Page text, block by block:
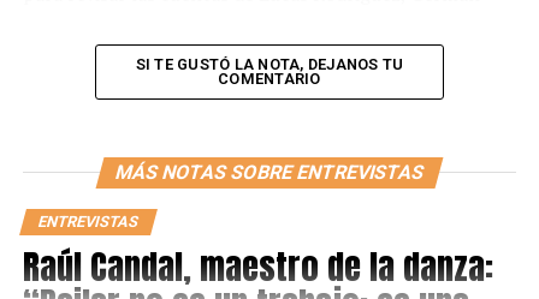
recolecta el contenido que les interesó para “tenerlo en
el radar” y cierra invitados con un mes de antelación lo
que significa hacer relaciones interpersonales, hablar
A diferencia de otros programas de radio, Jazmín afirma
que: “la magia sucede al aire, muchas veces ellos llegan
10 minutos antes y lo que se ve, es lo que sucede
realmente y no hay una preproducción muy grande.”
SI TE GUSTÓ LA NOTA, DEJANOS TU
COMENTARIO
MÁS NOTAS SOBRE ENTREVISTAS
ENTREVISTAS
Raúl Candal, maestro de la danza: